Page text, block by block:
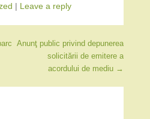
| Leave a reply
Anunţ public privind depunerea
solicitării de emitere a
acordului de mediu →